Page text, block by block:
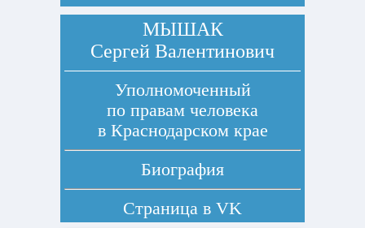
МЫШАК
Сергей Валентинович
Уполномоченный
по правам человека
в Краснодарском крае
Биография
Страница в VK